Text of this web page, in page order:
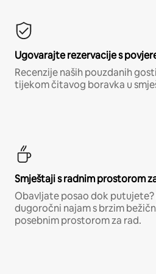
Ugovarajte rezervacije s
Recenzije naših pouzdanih
tijekom čitavog boravka u
Smještaji s radnim prostorom
Obavljate posao dok
dugoročni najam s brzim
posebnim prostorom za rad.